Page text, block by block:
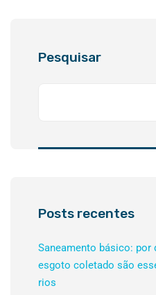
Pesquisar
Posts recentes
Saneamento básico: por
esgoto coletado são
rios